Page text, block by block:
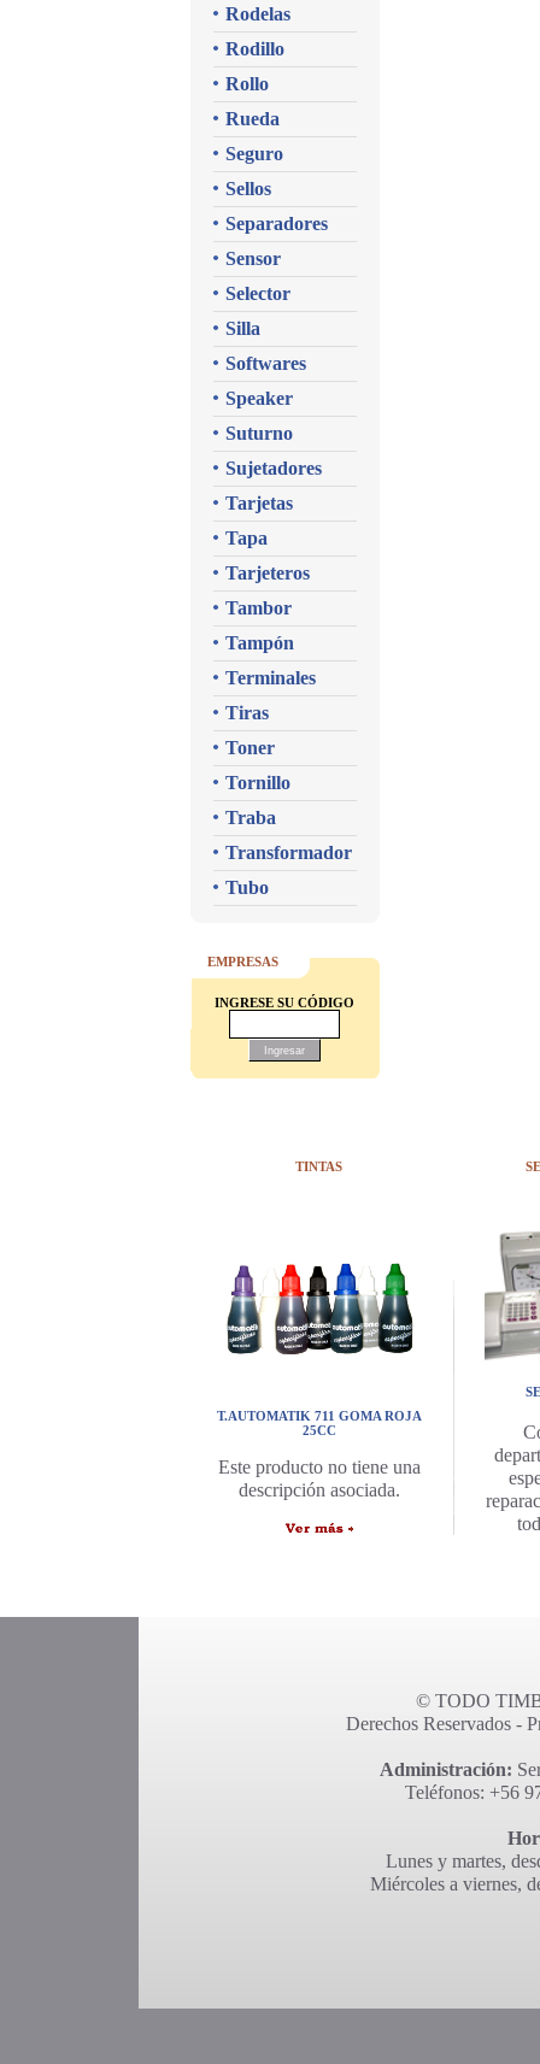
Rodelas
Rodillo
Rollo
Rueda
Seguro
Sellos
Separadores
Sensor
Selector
Silla
Softwares
Speaker
Suturno
Sujetadores
Tarjetas
Tapa
Tarjeteros
Tambor
Tampón
Terminales
Tiras
Toner
Tornillo
Traba
Transformador
Tubo
EMPRESAS
INGRESE SU CÓDIGO
TINTAS
T.AUTOMATIK 711 GOMA ROJA
25CC
Este producto no tiene una
descripción asociada.
© TODO
Derechos Reservados -
Administración:
Teléfonos: +56
Lunes y martes,
Miércoles a viernes,